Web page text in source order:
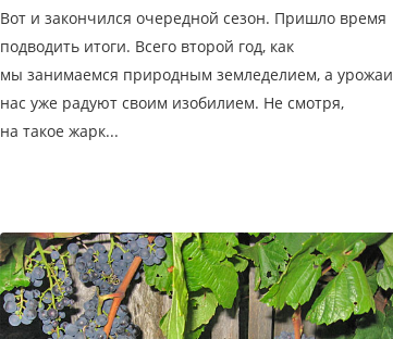
Вот и закончился очередной сезон. Пришло время
подводить итоги. Всего второй год, как
мы занимаемся природным земледелием, а урожаи
нас уже радуют своим изобилием. Не смотря,
на такое жарк...